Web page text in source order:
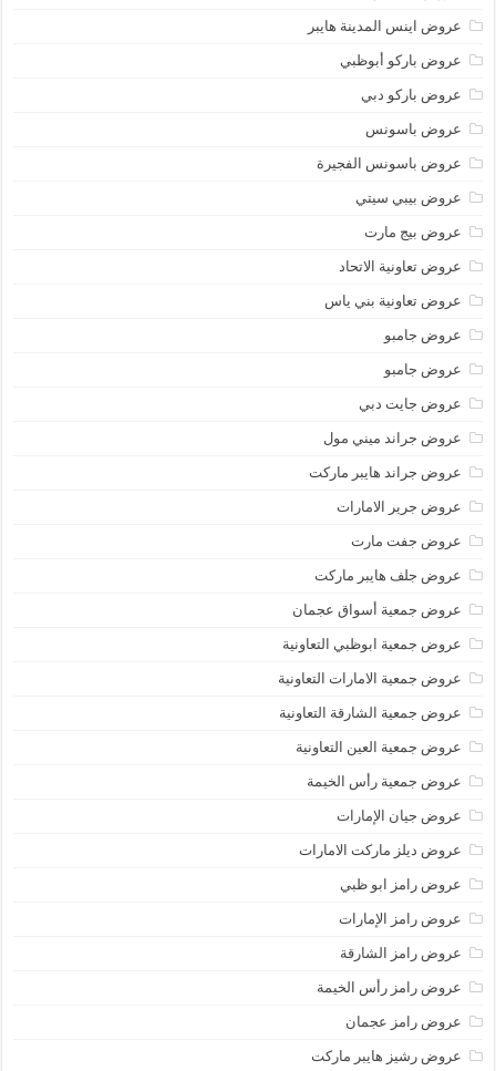
عروض اينس المدينة هايبر
عروض باركو أبوظبي
عروض باركو دبي
عروض باسونس
عروض باسونس الفجيرة
عروض بيبي سيتي
عروض بيج مارت
عروض تعاونية الاتحاد
عروض تعاونية بني ياس
عروض جامبو
عروض جامبو
عروض جايت دبي
عروض جراند ميني مول
عروض جراند هايبر ماركت
عروض جرير الامارات
عروض جفت مارت
عروض جلف هايبر ماركت
عروض جمعية أسواق عجمان
عروض جمعية ابوظبي التعاونية
عروض جمعية الامارات التعاونية
عروض جمعية الشارقة التعاونية
عروض جمعية العين التعاونية
عروض جمعية رأس الخيمة
عروض جيان الإمارات
عروض ديلز ماركت الامارات
عروض رامز ابو ظبي
عروض رامز الإمارات
عروض رامز الشارقة
عروض رامز رأس الخيمة
عروض رامز عجمان
عروض رشيز هايبر ماركت